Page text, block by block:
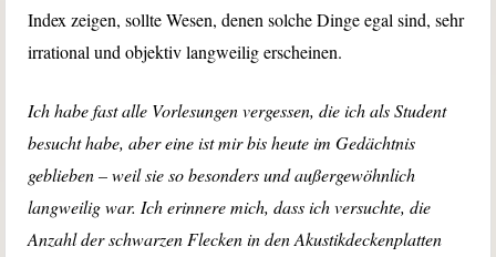
Index zeigen, sollte Wesen, denen solche Dinge egal sind, sehr
irrational und objektiv langweilig erscheinen.
Ich habe fast alle Vorlesungen vergessen, die ich als Student
besucht habe, aber eine ist mir bis heute im Gedächtnis
geblieben – weil sie so besonders und außergewöhnlich
langweilig war. Ich erinnere mich, dass ich versuchte, die
Anzahl der schwarzen Flecken in den Akustikdeckenplatten